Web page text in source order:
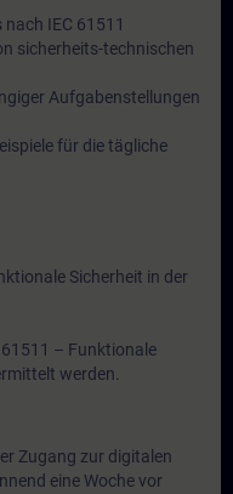
IEC 61511
sicherheits-technischen
Aufgabenstellungen
für die tägliche
Sicherheit in der
61511 – Funktionale
werden.
Zugang zur digitalen
eine Woche vor